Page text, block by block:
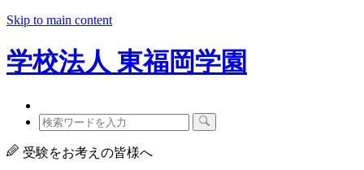
Skip to main content
学校法人 東福岡学園
受験をお考えの皆様へ